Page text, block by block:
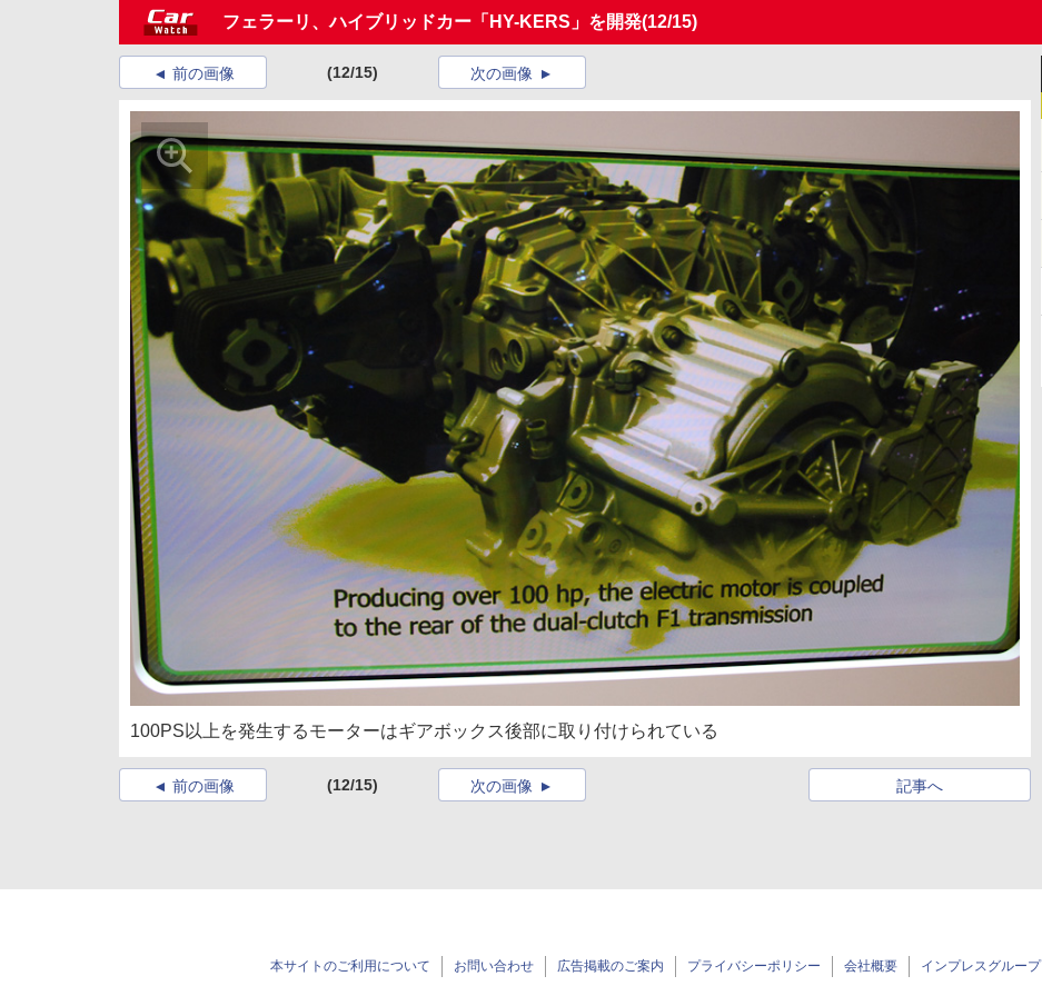
フェラーリ、ハイブリッドカー「HY-KERS」を開発(12/15)
前の画像 (12/15) 次の画像
100PS以上を発生するモーターはギアボックス後部に取り付けられている
前の画像 (12/15) 記事へ
次の画像
本サイトのご利用について お問い合わせ 広告掲載のご案内 プライバシーポリシー 会社概要 インプレスグループ